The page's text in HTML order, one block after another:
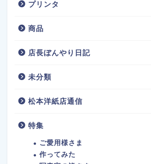
プリンタ
商品
店長ぼんやり日記
未分類
松本洋紙店通信
特集
ご愛用様さま
作ってみた